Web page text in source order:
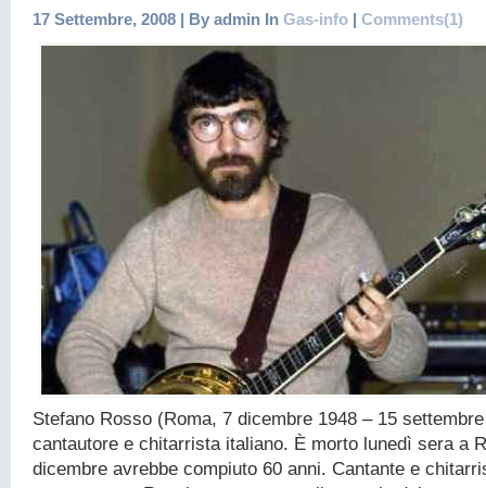
17 Settembre, 2008 | By admin In Gas-info | Comments(1)
Stefano Rosso (Roma, 7 dicembre 1948 – 15
cantautore e chitarrista italiano. È morto lunedì sera a
dicembre avrebbe compiuto 60 anni. Cantante e